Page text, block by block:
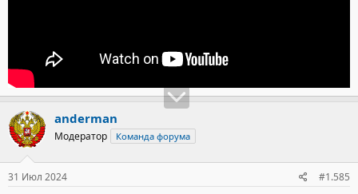
anderman
Модератор Команда форума
31 Июл 2024 #1.585